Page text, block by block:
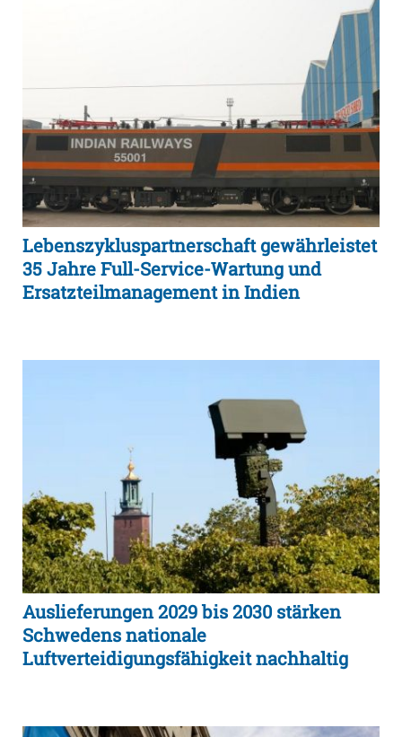
Lebenszykluspartnerschaft gewährleistet
35 Jahre Full-Service-Wartung und
Ersatzteilmanagement in Indien
Auslieferungen 2029 bis 2030 stärken
Schwedens nationale
Luftverteidigungsfähigkeit nachhaltig